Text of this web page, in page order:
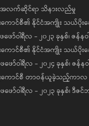
အလက်ဆိုင်ရာ သိနားလည်မှု
ကောင်စီ၏ နိုင်ငံအကျိုး သယ်ပိုး
ော်ဝါရီလ - ၂၀၂၃ ခုနှစ်၊ ဇန်န
ကောင်စီ၏ နိုင်ငံအကျိုး သယ်ပိုး
ော်ဝါရီလ - ၂၀၂၄ ခုနှစ်၊ ဇန်န
းကောင်စီ တာဝန်ယူခဲ့သည့်ကာ
ဖော်ဝါရီလ - ၂၀၂၃ ခုနှစ်၊ ဒီဇ